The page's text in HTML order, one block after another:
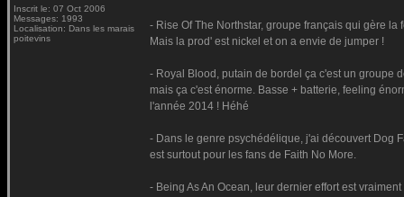
Inscrit le: 07 Oct 2006
Messages: 1993
Localisation: Dans les marais
poitevins
- Rise Of The Northstar, groupe français qui gère
Mais la prod' est nickel et on a envie de jumper !
- Royal Blood, putain de bordel ça c'est un groupe
mais ça c'est énorme. Basse + batterie, feeling
l'année 2014 ! Héhé
- Dans le genre psychédélique, j'ai découvert Dog
est surtout pour les fans de Faith No More.
- Being As An Ocean, leur dernier effort est